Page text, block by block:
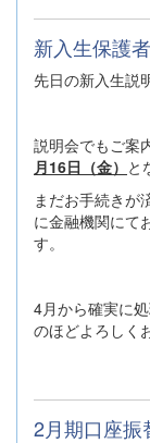
新入生保護
先日の新入生説
説明会でもご案
月16日（金） と
まだお手続きが
に金融機関にて
す。
4月から確実に
のほどよろしく
2月期口座振